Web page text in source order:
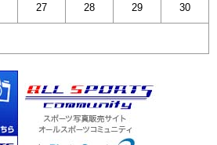
27 28 29 30